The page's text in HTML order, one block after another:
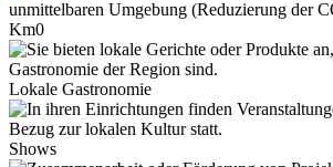
Km0
Lokale Gastronomie
Shows